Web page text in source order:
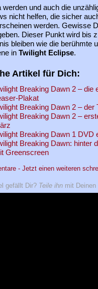
werden und auch die
nicht helfen, die sicher
werden. Gewisse
Dieser Punkt wird bis
bleiben wie die berühmte
in Twilight Eclipse.
Artikel für Dich:
Breaking Dawn 2 – die
Plakat
Breaking Dawn 2 – der
Breaking Dawn 2 –
Breaking Dawn 1 DVD
Breaking Dawn: hinter
Greenscreen
- Jetzt einen weiteren
gefällt Dir? Teile ihnmit Deinen